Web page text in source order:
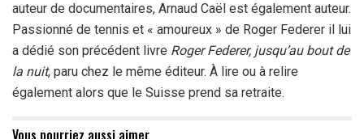
auteur de documentaires, Arnaud Caël est également auteur.
Passionné de tennis et « amoureux » de Roger Federer il lui
a dédié son précédent livre Roger Federer, jusqu’au bout de
la nuit, paru chez le même éditeur. À lire ou à relire
également alors que le Suisse prend sa retraite.
Vous pourriez aussi aimer